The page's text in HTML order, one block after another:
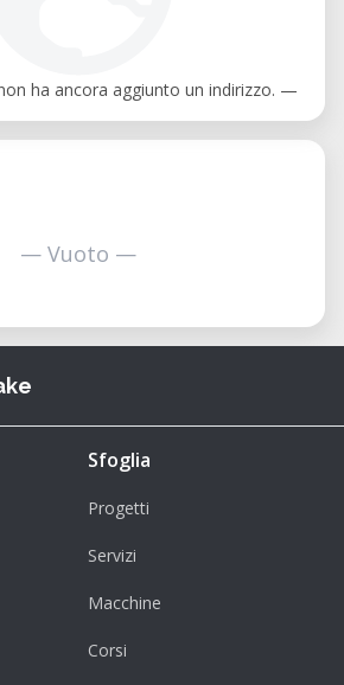
ha ancora aggiunto un indirizzo. —
— Vuoto —
Sfoglia
Progetti
Servizi
Macchine
Corsi